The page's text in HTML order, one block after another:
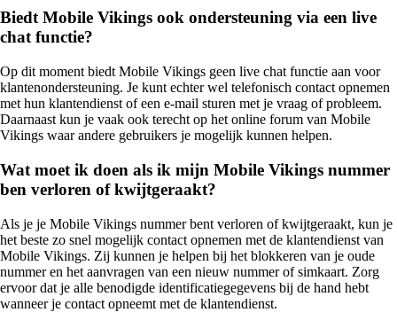
Biedt Mobile Vikings ook ondersteuning via een live
chat functie?
Op dit moment biedt Mobile Vikings geen live chat functie aan voor
klantenondersteuning. Je kunt echter wel telefonisch contact opnemen
met hun klantendienst of een e-mail sturen met je vraag of probleem.
Daarnaast kun je vaak ook terecht op het online forum van Mobile
Vikings waar andere gebruikers je mogelijk kunnen helpen.
Wat moet ik doen als ik mijn Mobile Vikings nummer
ben verloren of kwijtgeraakt?
Als je je Mobile Vikings nummer bent verloren of kwijtgeraakt, kun je
het beste zo snel mogelijk contact opnemen met de klantendienst van
Mobile Vikings. Zij kunnen je helpen bij het blokkeren van je oude
nummer en het aanvragen van een nieuw nummer of simkaart. Zorg
ervoor dat je alle benodigde identificatiegegevens bij de hand hebt
wanneer je contact opneemt met de klantendienst.